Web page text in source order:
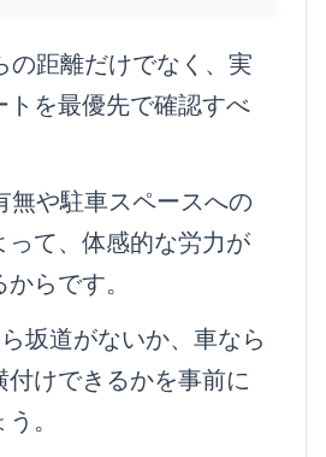
の距離だけでなく、実
トを最優先で確認すべ
無や駐車スペースへの
って、体感的な労力が
らです。
坂道がないか、車なら
付けできるかを事前に
。